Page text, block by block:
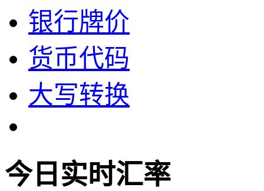
银行牌价
货币代码
大写转换
今日实时汇率